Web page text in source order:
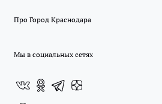
Про Город Краснодара
Мы в социальных сетях